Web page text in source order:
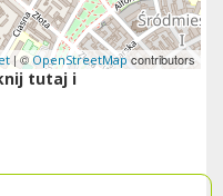
| ©OpenStreetMap contributors
tutaj i